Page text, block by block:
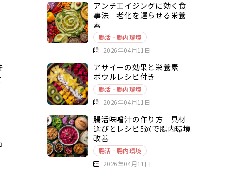
アンチエイジングに効く食
事法｜老化を遅らせる栄養
素
腸活・腸内環境
2026年04月11日
アサイーの効果と栄養素｜
ボウルレシピ付き
腸活・腸内環境
2026年04月11日
腸活味噌汁の作り方｜具材
選びとレシピ5選で腸内環境
改善
腸活・腸内環境
2026年04月11日